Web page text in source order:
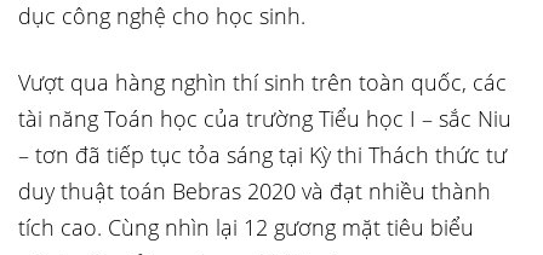
dục công nghệ cho học sinh.
Vượt qua hàng nghìn thí sinh trên toàn quốc, các
tài năng Toán học của trường Tiểu học I – sắc Niu
– tơn đã tiếp tục tỏa sáng tại Kỳ thi Thách thức tư
duy thuật toán Bebras 2020 và đạt nhiều thành
tích cao. Cùng nhìn lại 12 gương mặt tiêu biểu